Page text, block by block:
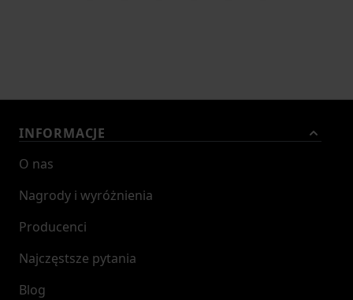
INFORMACJE
O nas
Nagrody i wyróżnienia
Producenci
Najczęstsze pytania
Blog